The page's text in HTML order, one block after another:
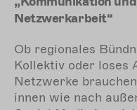
Netzwerkarbeit“
Ob regionales
Kollektiv oder loses
Netzwerke
innen wie nach